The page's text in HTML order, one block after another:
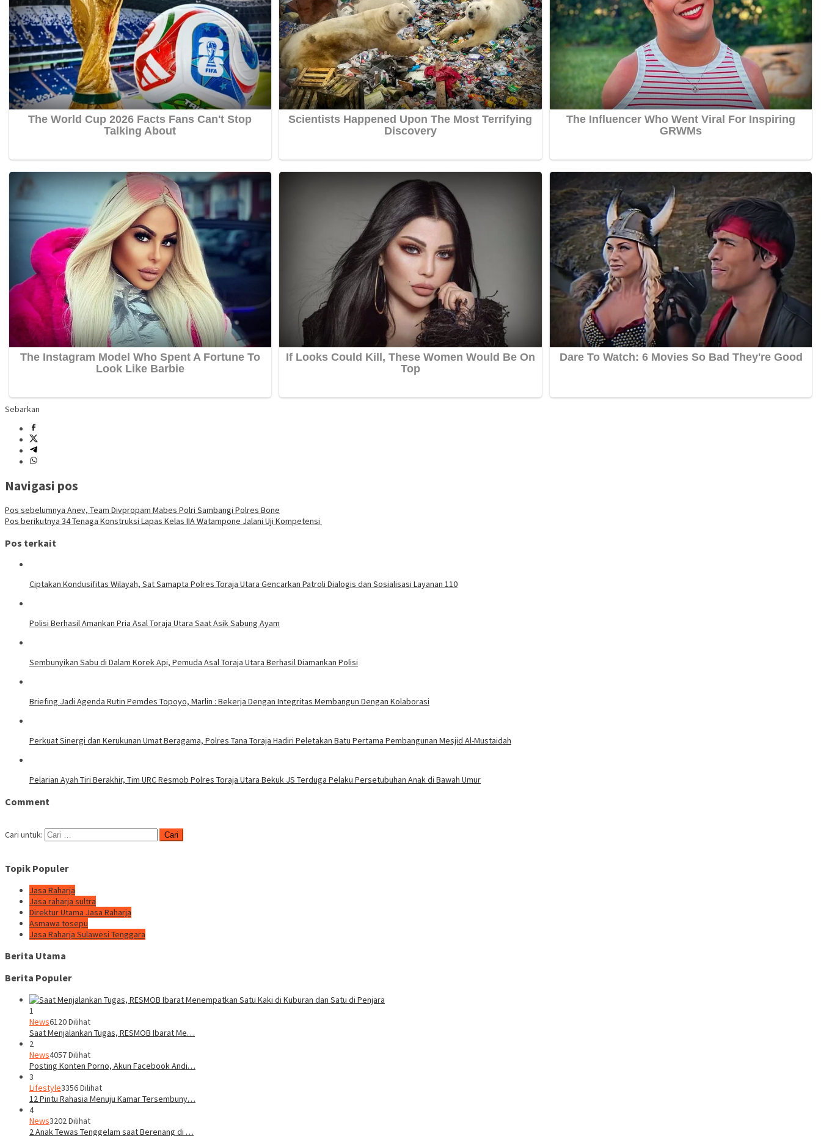
Sebarkan
Navigasi pos
Pos sebelumnya Anev, Team Divpropam Mabes Polri Sambangi Polres Bone
Pos berikutnya 34 Tenaga Konstruksi Lapas Kelas IIA Watampone Jalani Uji Kompetensi
Pos terkait
Ciptakan Kondusifitas Wilayah, Sat Samapta Polres Toraja Utara Gencarkan Patroli Dialogis dan Sosialisasi Layanan 110
Polisi Berhasil Amankan Pria Asal Toraja Utara Saat Asik Sabung Ayam
Sembunyikan Sabu di Dalam Korek Api, Pemuda Asal Toraja Utara Berhasil Diamankan Polisi
Briefing Jadi Agenda Rutin Pemdes Topoyo, Marlin : Bekerja Dengan Integritas Membangun Dengan Kolaborasi
Perkuat Sinergi dan Kerukunan Umat Beragama, Polres Tana Toraja Hadiri Peletakan Batu Pertama Pembangunan Mesjid Al-Mustaidah
Pelarian Ayah Tiri Berakhir, Tim URC Resmob Polres Toraja Utara Bekuk JS Terduga Pelaku Persetubuhan Anak di Bawah Umur
Comment
Cari untuk:
Topik Populer
Jasa Raharja
Jasa raharja sultra
Direktur Utama Jasa Raharja
Asmawa tosepu
Jasa Raharja Sulawesi Tenggara
Berita Utama
Berita Populer
1
News6120 Dilihat
Saat Menjalankan Tugas, RESMOB Ibarat Me…
2
News4057 Dilihat
Posting Konten Porno, Akun Facebook Andi…
3
Lifestyle3356 Dilihat
12 Pintu Rahasia Menuju Kamar Tersembuny…
4
News3202 Dilihat
2 Anak Tewas Tenggelam saat Berenang di …